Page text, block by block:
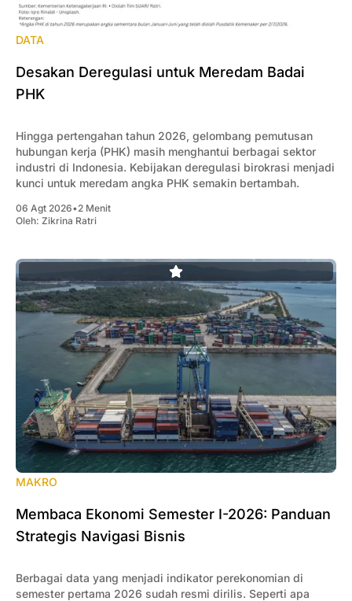
DATA
Desakan Deregulasi untuk Meredam Badai
PHK
Hingga pertengahan tahun 2026, gelombang pemutusan
hubungan kerja (PHK) masih menghantui berbagai sektor
industri di Indonesia. Kebijakan deregulasi birokrasi menjadi
kunci untuk meredam angka PHK semakin bertambah.
06 Agt 2026•2 Menit
Oleh: Zikrina Ratri
MAKRO
Membaca Ekonomi Semester I-2026: Panduan
Strategis Navigasi Bisnis
Berbagai data yang menjadi indikator perekonomian di
semester pertama 2026 sudah resmi dirilis. Seperti apa